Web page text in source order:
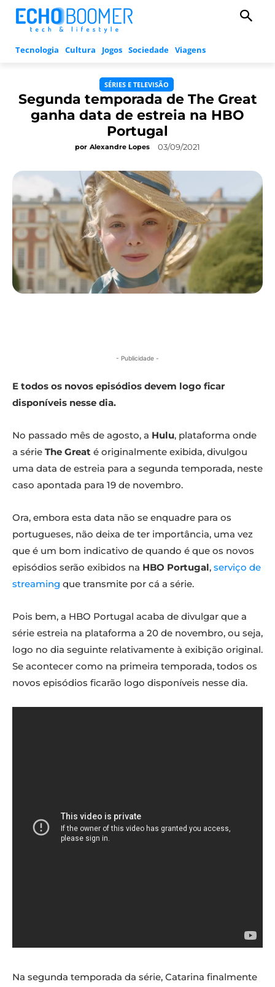
Tecnologia Cultura Jogos Sociedade Viagens
SÉRIES E TELEVISÃO
Segunda temporada de The Great
ganha data de estreia na HBO
Portugal
por Alexandre Lopes 03/09/2021
- Publicidade -
E todos os novos episódios devem logo ficar
disponíveis nesse dia.
No passado mês de agosto, a Hulu, plataforma onde
a série The Great é originalmente exibida, divulgou
uma data de estreia para a segunda temporada, neste
caso apontada para 19 de novembro.
Ora, embora esta data não se enquadre para os
portugueses, não deixa de ter importância, uma vez
que é um bom indicativo de quando é que os novos
episódios serão exibidos na HBO Portugal, serviço de
streaming que transmite por cá a série.
Pois bem, a HBO Portugal acaba de divulgar que a
série estreia na plataforma a 20 de novembro, ou seja,
logo no dia seguinte relativamente à exibição original.
Se acontecer como na primeira temporada, todos os
novos episódios ficarão logo disponíveis nesse dia.
Na segunda temporada da série, Catarina finalmente